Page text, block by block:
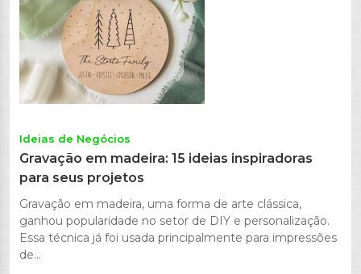
Ideias de Negócios
Gravação em madeira: 15 ideias inspiradoras
para seus projetos
Gravação em madeira, uma forma de arte clássica,
ganhou popularidade no setor de DIY e personalização.
Essa técnica já foi usada principalmente para impressões
de...